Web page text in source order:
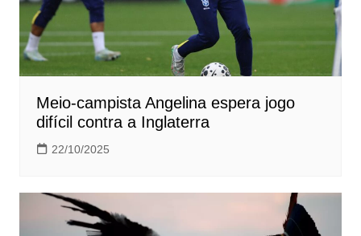
Meio-campista Angelina espera jogo
difícil contra a Inglaterra
22/10/2025